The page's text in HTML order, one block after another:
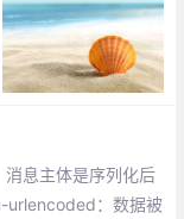
息主体是序列化后
：数据被